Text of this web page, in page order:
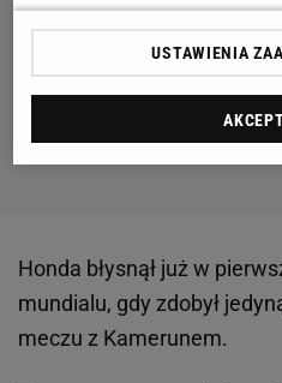
Honda błysnął już w
mundialu, gdy zdobył
meczu z Kamerunem.
USTAWIENIA